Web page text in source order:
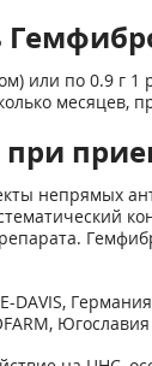
или по 0.9 г
месяцев,
непрямых
DAVIS,